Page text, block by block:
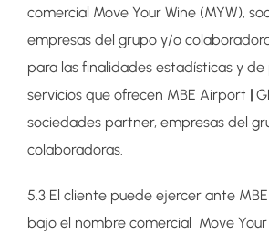
comercial Move Your Wine (MYW),
empresas del grupo y/o
para las finalidades estadísticas y
servicios que ofrecen MBE Airport |
sociedades partner, empresas del
colaboradoras.
5.3 El cliente puede ejercer ante
bajo el nombre comercial Move Your